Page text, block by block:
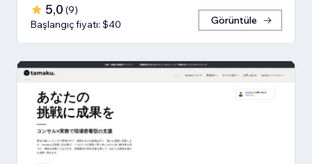
5,0 (9)
Başlangıç fiyatı: $40
Görüntüle